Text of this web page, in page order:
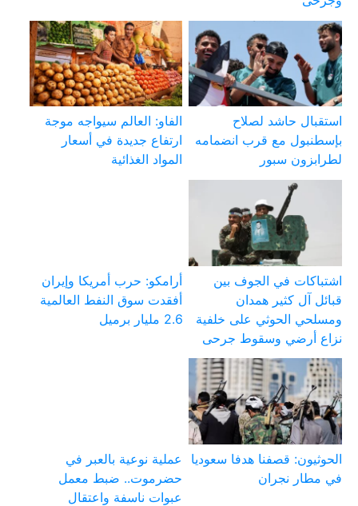
استقبال حاشد لصلاح
بإسطنبول مع قرب انضمامه
لطرابزون سبور
الفاو: العالم سيواجه موجة
ارتفاع جديدة في أسعار
المواد الغذائية
اشتباكات في الجوف بين
قبائل آل كثير همدان
ومسلحي الحوثي على خلفية
نزاع أرضي وسقوط جرحى
أرامكو: حرب أمريكا وإيران
أفقدت سوق النفط العالمية
2.6 مليار برميل
الحوثيون: قصفنا هدفا سعوديا
في مطار نجران
عملية نوعية بالعبر في
حضرموت.. ضبط معمل
عبوات ناسفة واعتقال